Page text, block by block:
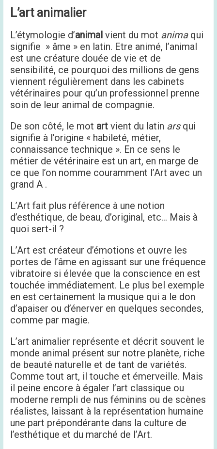
L’art animalier
L’étymologie d’animal vient du mot animaqui
signifie » âme » en latin. Etre animé, l’animal
est une créature douée de vie et de
sensibilité, ce pourquoi des millions de gens
viennent régulièrement dans les cabinets
vétérinaires pour qu’un professionnel prenne
soin de leur animal de compagnie.
De son côté, le mot artvient du latin arsqui
signifie à l’origine « habileté, métier,
connaissance technique ». En ce sens le
métier de vétérinaire est un art, en marge de
ce que l’on nomme couramment l’Art avec un
grand A .
L’Art fait plus référence à une notion
d’esthétique, de beau, d’original, etc… Mais à
quoi sert-il ?
L’Art est créateur d’émotions et ouvre les
portes de l’âme en agissant sur une fréquence
vibratoire si élevée que la conscience en est
touchée immédiatement. Le plus bel exemple
en est certainement la musique qui a le don
d’apaiser ou d’énerver en quelques secondes,
comme par magie.
L’art animalier représente et décrit souvent le
monde animal présent sur notre planète, riche
de beauté naturelle et de tant de variétés.
Comme tout art, il touche et émerveille. Mais
il peine encore à égaler l’art classique ou
moderne rempli de nus féminins ou de scènes
réalistes, laissant à la représentation humaine
une part prépondérante dans la culture de
l’esthétique et du marché de l’Art.